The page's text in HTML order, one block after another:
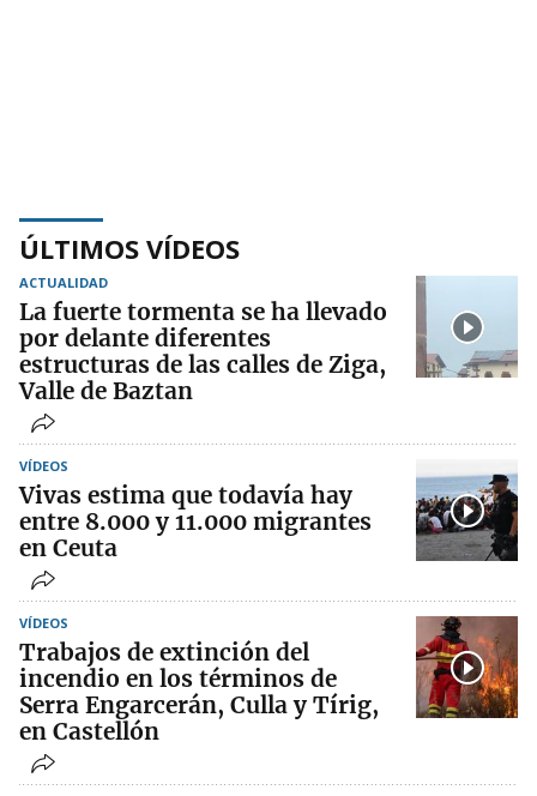
ÚLTIMOS VÍDEOS
ACTUALIDAD
La fuerte tormenta se ha llevado
por delante diferentes
estructuras de las calles de Ziga,
Valle de Baztan
VÍDEOS
Vivas estima que todavía hay
entre 8.000 y 11.000 migrantes
en Ceuta
VÍDEOS
Trabajos de extinción del
incendio en los términos de
Serra Engarcerán, Culla y Tírig,
en Castellón